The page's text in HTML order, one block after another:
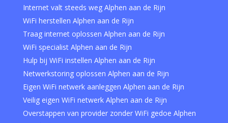
Internet valt steeds weg Alphen aan de Rijn
WiFi herstellen Alphen aan de Rijn
Traag internet oplossen Alphen aan de Rijn
WiFi specialist Alphen aan de Rijn
Hulp bij WiFi instellen Alphen aan de Rijn
Netwerkstoring oplossen Alphen aan de Rijn
Eigen WiFi netwerk aanleggen Alphen aan de Rijn
Veilig eigen WiFi netwerk Alphen aan de Rijn
Overstappen van provider zonder WiFi gedoe Alphen